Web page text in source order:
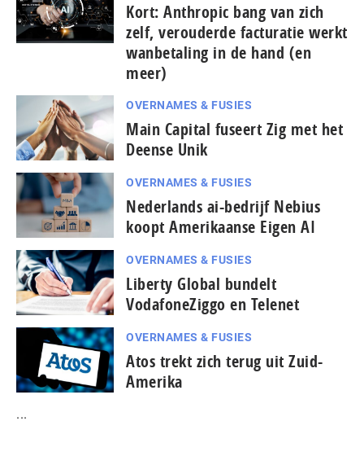
Kort: Anthropic bang van zich
zelf, verouderde facturatie werkt
wanbetaling in de hand (en
meer)
OVERNAMES & FUSIES
Main Capital fuseert Zig met het
Deense Unik
OVERNAMES & FUSIES
Nederlands ai-bedrijf Nebius
koopt Amerikaanse Eigen AI
OVERNAMES & FUSIES
Liberty Global bundelt
VodafoneZiggo en Telenet
OVERNAMES & FUSIES
Atos trekt zich terug uit Zuid-
Amerika
...